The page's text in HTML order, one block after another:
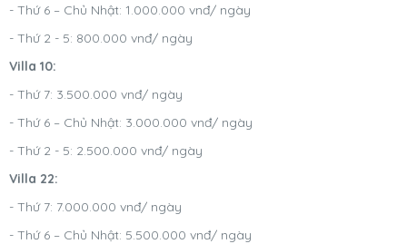
- Thứ 6 – Chủ Nhật: 1.000.000 vnđ/ ngày
- Thứ 2 - 5: 800.000 vnđ/ ngày
Villa 10:
- Thứ 7: 3.500.000 vnđ/ ngày
- Thứ 6 – Chủ Nhật: 3.000.000 vnđ/ ngày
- Thứ 2 - 5: 2.500.000 vnđ/ ngày
Villa 22:
- Thứ 7: 7.000.000 vnđ/ ngày
- Thứ 6 – Chủ Nhật: 5.500.000 vnđ/ ngày